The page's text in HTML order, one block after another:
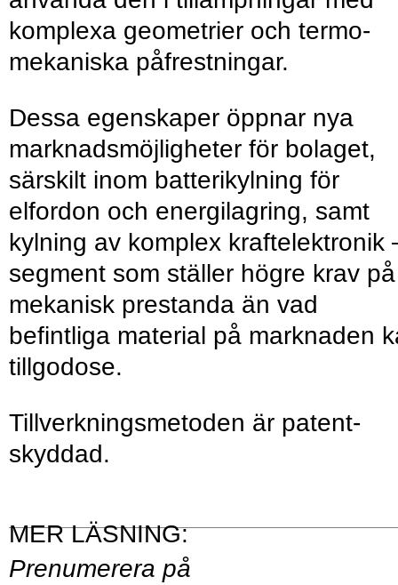
komplexa geometrier och termo­
mekaniska på­frestningar.
Dessa egenskaper öppnar nya
marknads­möjligheter för bolaget,
särskilt inom batteri­kylning för
elfordon och energi­lagring, samt
kylning av komplex kraft­elektronik
segment som ställer högre krav på
mekanisk prestan­da än vad
befintliga material på marknaden
tillgodose.
Tillverknings­metoden är patent­
skyddad.
Prenumerera på